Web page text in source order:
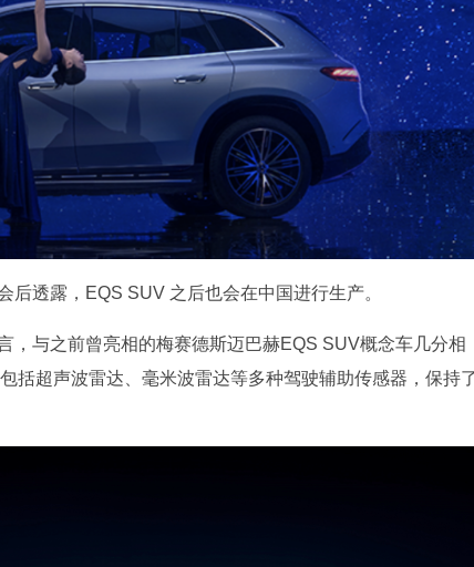
后透露，EQS SUV 之后也会在中国进行生产。
，与之前曾亮相的梅赛德斯迈巴赫EQS SUV概念车几分相
括超声波雷达、毫米波雷达等多种驾驶辅助传感器，保持